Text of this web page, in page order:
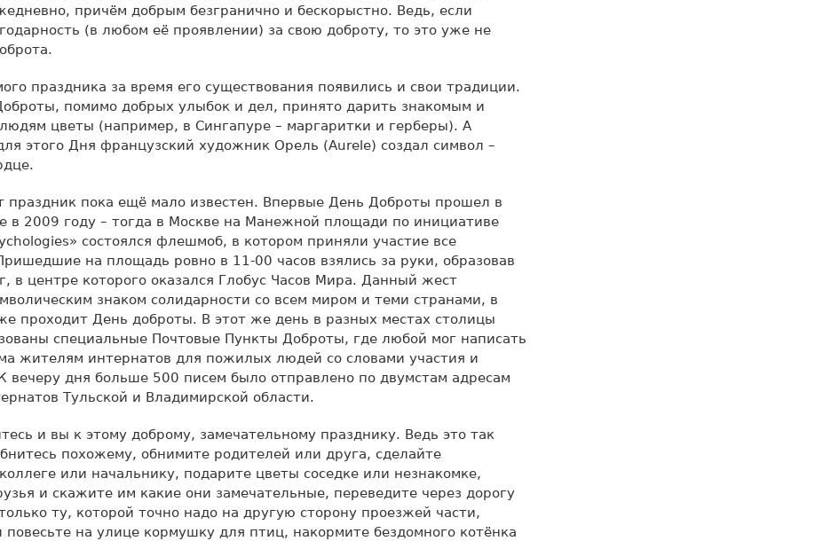
причём добрым безгранично и бескорыстно. Ведь, если
(в любом её проявлении) за свою доброту, то это уже не
праздника за время его существования появились и свои традиции.
помимо добрых улыбок и дел, принято дарить знакомым и
цветы (например, в Сингапуре – маргаритки и герберы). А
этого Дня французский художник Орель (Aurele) создал символ –
праздник пока ещё мало известен. Впервые День Доброты прошел в
в 2009 году – тогда в Москве на Манежной площади по инициативе
состоялся флешмоб, в котором приняли участие все
на площадь ровно в 11-00 часов взялись за руки, образовав
в центре которого оказался Глобус Часов Мира. Данный жест
знаком солидарности со всем миром и теми странами, в
проходит День доброты. В этот же день в разных местах столицы
специальные Почтовые Пункты Доброты, где любой мог написать
жителям интернатов для пожилых людей со словами участия и
вечеру дня больше 500 писем было отправлено по двумстам адресам
Тульской и Владимирской области.
и вы к этому доброму, замечательному празднику. Ведь это так
похожему, обнимите родителей или друга, сделайте
или начальнику, подарите цветы соседке или незнакомке,
и скажите им какие они замечательные, переведите через дорогу
ту, которой точно надо на другую сторону проезжей части,
повесьте на улице кормушку для птиц, накормите бездомного котёнка